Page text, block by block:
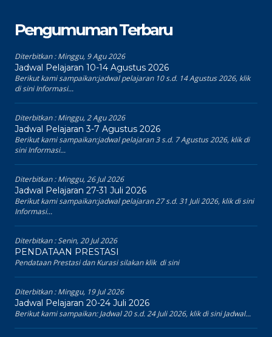
Pengumuman Terbaru
Diterbitkan :Minggu, 9 Agu 2026
Jadwal Pelajaran 10-14 Agustus 2026
Berikut kami sampaikan:jadwal pelajaran 10 s.d. 14 Agustus 2026, klik
di sini Informasi...
Diterbitkan :Minggu, 2 Agu 2026
Jadwal Pelajaran 3-7 Agustus 2026
Berikut kami sampaikan:jadwal pelajaran 3 s.d. 7 Agustus 2026, klik di
sini Informasi...
Diterbitkan :Minggu, 26 Jul 2026
Jadwal Pelajaran 27-31 Juli 2026
Berikut kami sampaikan:jadwal pelajaran 27 s.d. 31 Juli 2026, klik di sini
Informasi...
Diterbitkan :Senin, 20 Jul 2026
PENDATAAN PRESTASI
Pendataan Prestasi dan Kurasi silakan klik di sini
Diterbitkan :Minggu, 19 Jul 2026
Jadwal Pelajaran 20-24 Juli 2026
Berikut kami sampaikan: Jadwal 20 s.d. 24 Juli 2026, klik di sini Jadwal...